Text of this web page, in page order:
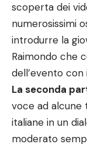
scoperta dei
numerosissimi
introdurre la
Raimondo che
dell’evento
La seconda
voce ad
italiane in un
moderato